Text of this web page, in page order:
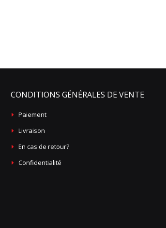
CONDITIONS GÉNÉRALES DE VENTE
Paiement
Livraison
En cas de retour?
Confidentialité